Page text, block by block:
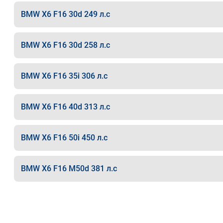
BMW X6 F16 30d 249 л.с
BMW X6 F16 30d 258 л.с
BMW X6 F16 35i 306 л.с
BMW X6 F16 40d 313 л.с
BMW X6 F16 50i 450 л.с
BMW X6 F16 M50d 381 л.с